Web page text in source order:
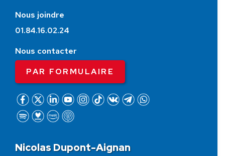
Nous joindre
01.84.16.02.24
Nous contacter
PAR FORMULAIRE
Nicolas Dupont-Aignan